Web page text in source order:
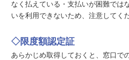
なく払えている・支払いが困難では
いを利用できないため、注意してく
◇限度額認定証
あらかじめ取得しておくと、窓口で